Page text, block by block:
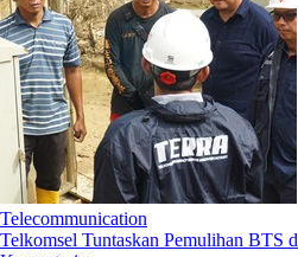
Telecommunication
Telkomsel Tuntaskan Pemulihan BTS